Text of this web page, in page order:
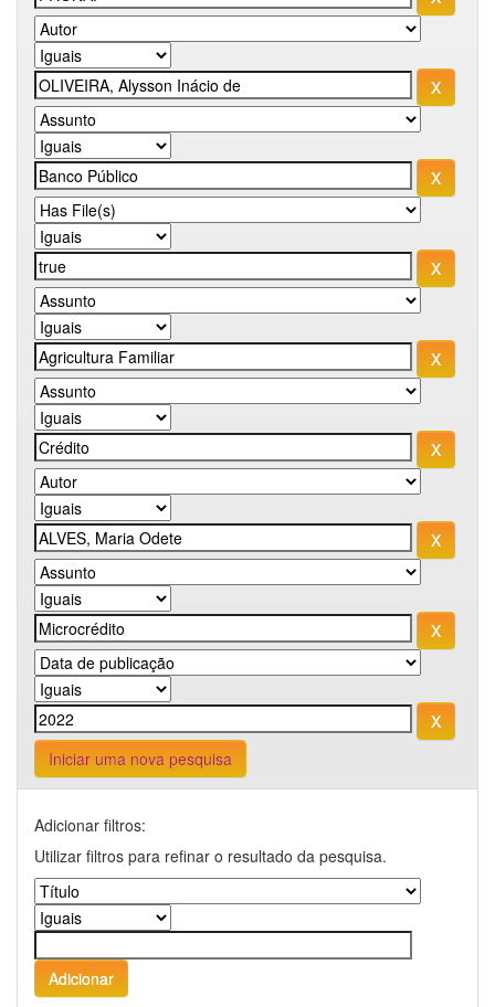
Iniciar uma nova pesquisa
Adicionar filtros:
Utilizar filtros para refinar o resultado da pesquisa.